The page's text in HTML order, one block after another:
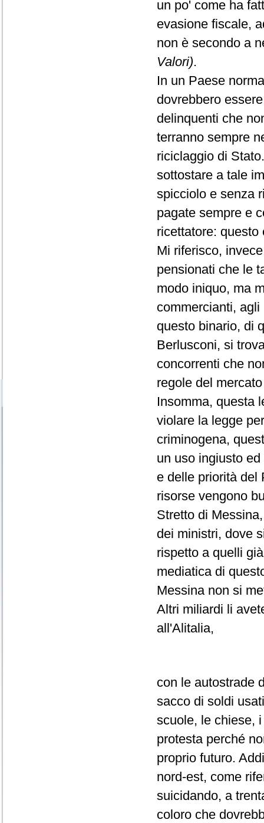
un po' come ha
evasione fiscale,
non è secondo a
Valori).
In un Paese
dovrebbero
delinquenti che
terranno sempre
riciclaggio di
sottostare a tale
spicciolo e senza
pagate sempre e
ricettatore:
Mi riferisco,
pensionati che le
modo iniquo, ma
commercianti,
questo binario, di
Berlusconi, si
concorrenti che
regole del
Insomma, questa
violare la legge
criminogena,
un uso ingiusto
e delle priorità del
risorse vengono
Stretto di
dei ministri, dove
rispetto a quelli
mediatica di
Messina non si
Altri miliardi li
all'Alitalia,
con le autostrade
sacco di soldi
scuole, le chiese,
protesta perché
proprio futuro.
nord-est, come
suicidando, a
coloro che